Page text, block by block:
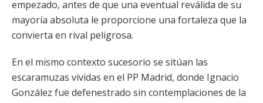
empezado, antes de que una eventual reválida de su
mayoría absoluta le proporcione una fortaleza que la
convierta en rival peligrosa.
En el mismo contexto sucesorio se sitúan las
escaramuzas vividas en el PP Madrid, donde Ignacio
González fue defenestrado sin contemplaciones de la